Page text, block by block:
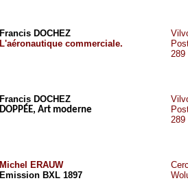
Francis DOCHEZ
L'aéronautique commerciale.
289
Francis DOCHEZ
DOPPÉE, Art moderne
289
Michel ERAUW
Emission BXL 1897